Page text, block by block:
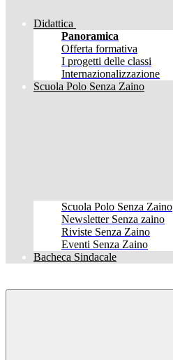
Didattica
Panoramica
Offerta formativa
I progetti delle classi
Internazionalizzazione
Scuola Polo Senza Zaino
Scuola Polo Senza Zaino
Newsletter Senza zaino
Riviste Senza Zaino
Eventi Senza Zaino
Bacheca Sindacale